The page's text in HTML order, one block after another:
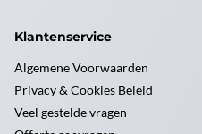
Klantenservice
Algemene Voorwaarden
Privacy & Cookies Beleid
Veel gestelde vragen